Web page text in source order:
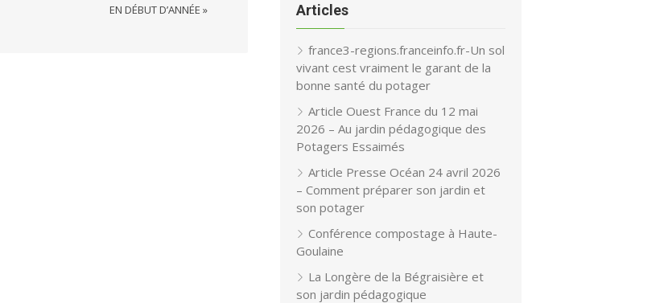
EN DÉBUT D’ANNÉE »
Articles
france3-regions.franceinfo.fr-Un sol
vivant cest vraiment le garant de la
bonne santé du potager
Article Ouest France du 12 mai
2026 – Au jardin pédagogique des
Potagers Essaimés
Article Presse Océan 24 avril 2026
– Comment préparer son jardin et
son potager
Conférence compostage à Haute-
Goulaine
La Longère de la Bégraisière et
son jardin pédagogique